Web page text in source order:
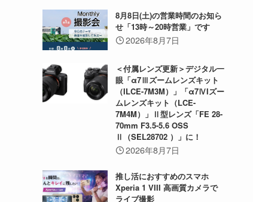
8月8日(土)の営業時間のお知ら
せ「13時～20時営業」です
2026年8月7日
＜付属レンズ更新＞デジタル一
眼「α7Ⅲズームレンズキット
（ILCE-7M3M）」「α7ⅣIズー
ムレンズキット（LCE-
7M4M）」Ⅱ型レンズ「FE 28-
70mm F3.5-5.6 OSS
Ⅱ（SEL28702 ）」に！
2026年8月7日
推し活におすすめのスマホ
Xperia 1 VIII 高画質カメラで
ライブ撮影